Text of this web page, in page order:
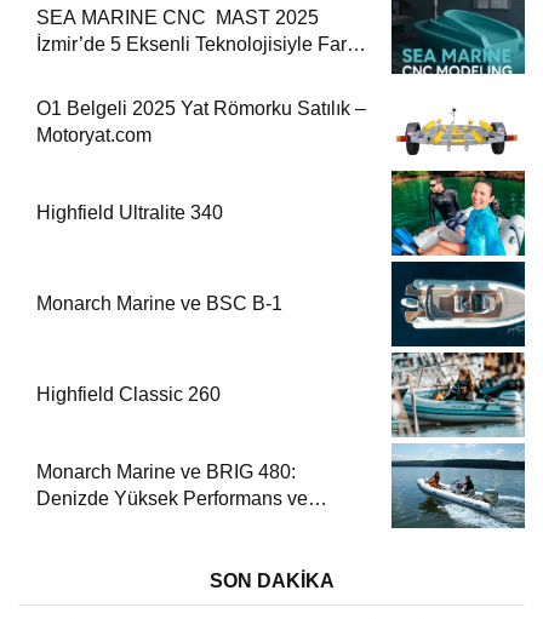
SEA MARINE CNC MAST 2025
İzmir’de 5 Eksenli Teknolojisiyle Fark
O1 Belgeli 2025 Yat Römorku Satılık –
Motoryat.com
Highfield Ultralite 340
Monarch Marine ve BSC B-1
Highfield Classic 260
Monarch Marine ve BRIG 480:
Denizde Yüksek Performans ve
SON DAKİKA